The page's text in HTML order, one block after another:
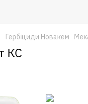
Гербіциди Новакем
КС